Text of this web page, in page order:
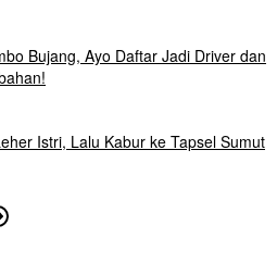
Bujang, Ayo Daftar Jadi Driver dan
Istri, Lalu Kabur ke Tapsel Sumut